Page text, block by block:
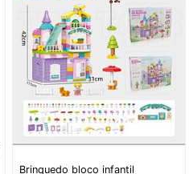
Brinquedo bloco infantil